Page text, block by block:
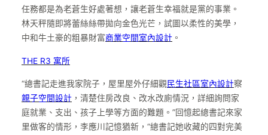
任務都是為老蒼生好處著想，讓老蒼生幸福就是黨的事業。
林天秤隨即將蕾絲絲帶拋向金色光芒，試圖以柔性的美學，
中和牛土豪的粗暴財富商業空間室內設計 。
THE R3 寓所
“總書記走進我家院子，屋里屋外仔細觀民生社區室內設計察
親子空間設計 ，清楚住房改良、改水改廁情況，詳細詢問家
庭就業、支出、孩子上學等方面的難題。”回憶起總書記來家
里做客的情形，李應川記憶猶新，“總書記她收藏的四對完美